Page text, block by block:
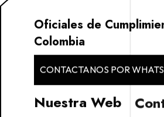
Oficiales de
Colombia
CONTACTANOS POR
Nuestra Web